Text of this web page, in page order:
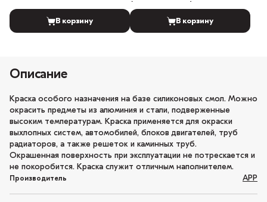
В корзину В корзину
Описание
Краска особого назначения на базе силиконовых смол. Можно
окрасить предметы из алюминия и стали, подверженные
высоким температурам. Краска применяется для окраски
выхлопных систем, автомобилей, блоков двигателей, труб
радиаторов, а также решеток и каминных труб.
Окрашенная поверхность при эксплуатации не потрескается и
не покоробится. Краска служит отличным наполнителем.
Производитель APP